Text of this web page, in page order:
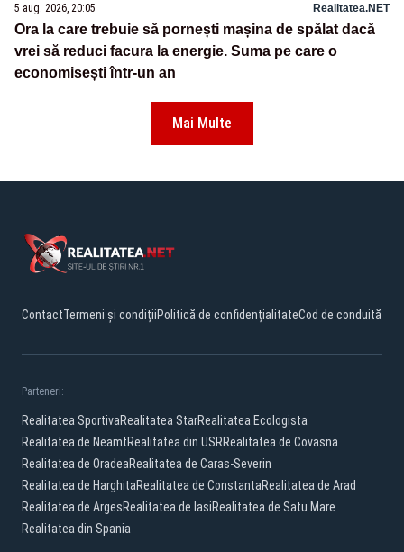
5 aug. 2026, 20:05 Realitatea.NET
Ora la care trebuie să pornești mașina de spălat dacă
vrei să reduci facura la energie. Suma pe care o
economisești într-un an
Mai Multe
ContactTermeni și condițiiPolitică de confidențialitateCod de conduită
Parteneri:
Realitatea SportivaRealitatea StarRealitatea Ecologista
Realitatea de NeamtRealitatea din USRRealitatea de Covasna
Realitatea de OradeaRealitatea de Caras-Severin
Realitatea de HarghitaRealitatea de ConstantaRealitatea de Arad
Realitatea de ArgesRealitatea de IasiRealitatea de Satu Mare
Realitatea din Spania